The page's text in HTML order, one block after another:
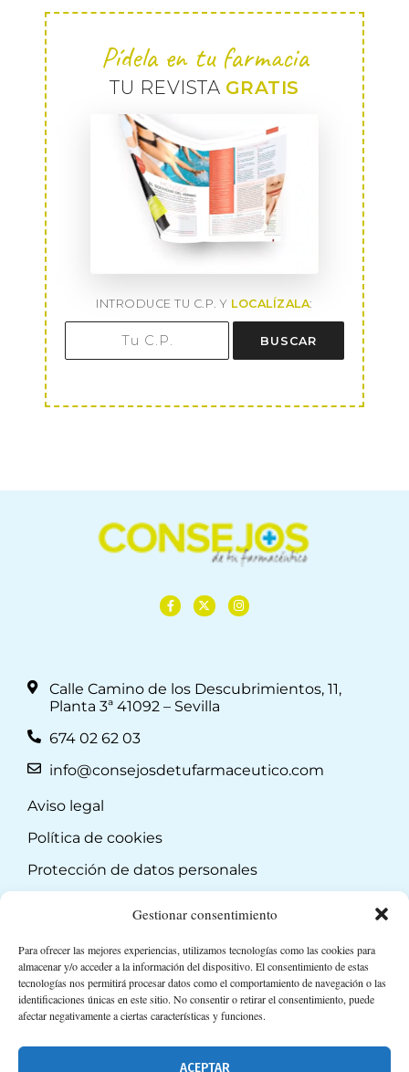
Gestionar consentimiento
Para ofrecer las mejores experiencias, utilizamos tecnologías como las cookies para
almacenar y/o acceder a la información del dispositivo. El consentimiento de estas
tecnologías nos permitirá procesar datos como el comportamiento de navegación o las
identificaciones únicas en este sitio. No consentir o retirar el consentimiento, puede
afectar negativamente a ciertas características y funciones.
ACEPTAR
Pídela en tu farmacia
TU REVISTA GRATIS
INTRODUCE TU C.P. Y LOCALÍZALA:
BUSCAR
Calle Camino de los Descubrimientos, 11,
Planta 3ª 41092 – Sevilla
674 02 62 03
info@consejosdetufarmaceutico.com
Aviso legal
Política de cookies
Protección de datos personales